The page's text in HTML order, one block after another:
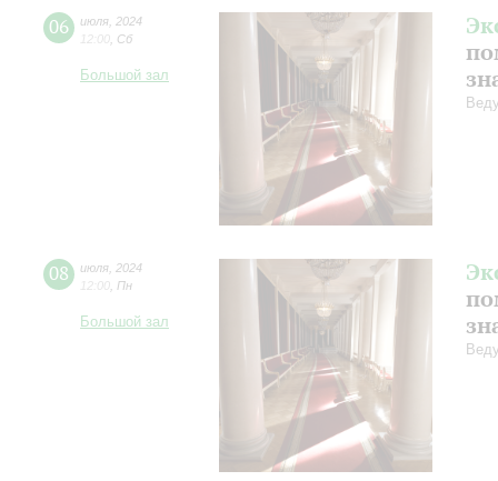
06 июля 2024
12:00 Сб
Большой зал
08 июля 2024
12:00 Пн
Большой зал